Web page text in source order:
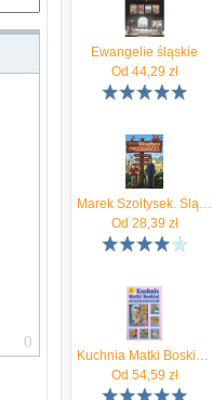
Ewangelie śląskie
Od 44,29 zł
Marek Szołtysek. Śląskie podróże.
Od 28,39 zł
Kuchnia Matki Boskiej. Co jadł Jezus, Maryja, apostołowie.
Od 54,59 zł